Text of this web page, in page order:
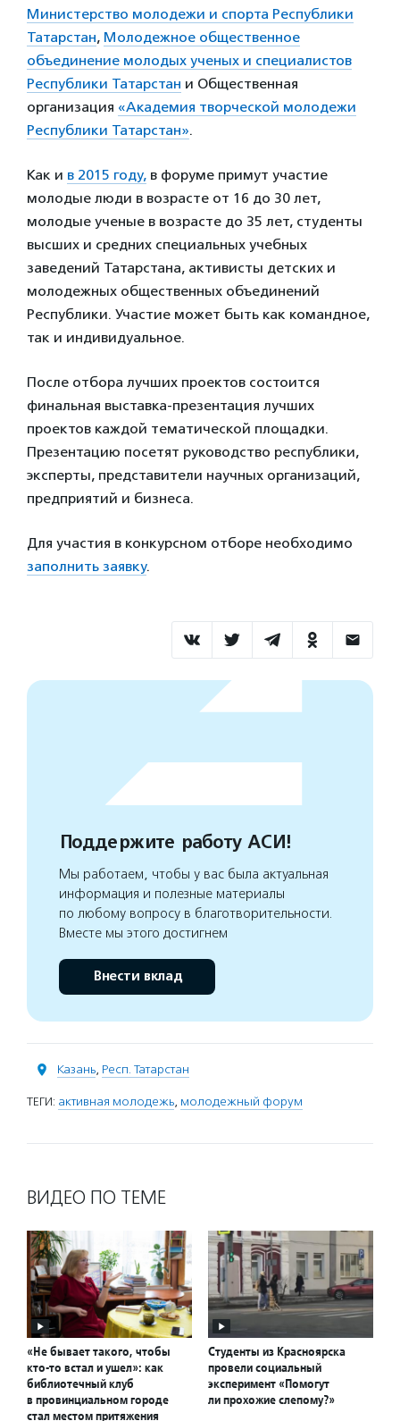
Министерство молодежи и спорта Республики
Татарстан, Молодежное общественное
объединение молодых ученых и специалистов
Республики Татарстан и Общественная
организация «Академия творческой молодежи
Республики Татарстан».
Как и в 2015 году, в форуме примут участие
молодые люди в возрасте от 16 до 30 лет,
молодые ученые в возрасте до 35 лет, студенты
высших и средних специальных учебных
заведений Татарстана, активисты детских и
молодежных общественных объединений
Республики. Участие может быть как командное,
так и индивидуальное.
После отбора лучших проектов состоится
финальная выставка-презентация лучших
проектов каждой тематической площадки.
Презентацию посетят руководство республики,
эксперты, представители научных организаций,
предприятий и бизнеса.
Для участия в конкурсном отборе необходимо
заполнить заявку.
Поддержите работу АСИ!
Мы работаем, чтобы у вас была актуальная
информация и полезные материалы
по любому вопросу в благотворительности.
Вместе мы этого достигнем
Внести вклад
Казань, Респ. Татарстан
ТЕГИ: активная молодежь, молодежный форум
ВИДЕО ПО ТЕМЕ
«Не бывает такого, чтобы
кто-то встал и ушел»: как
библиотечный клуб
в провинциальном городе
стал местом притяжения
Студенты из Красноярска
провели социальный
эксперимент «Помогут
ли прохожие слепому?»